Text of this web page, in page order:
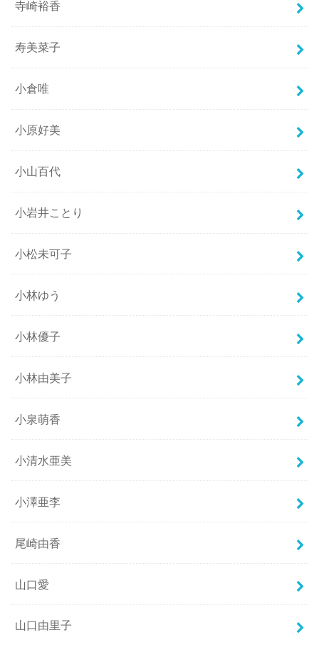
寺崎裕香
寿美菜子
小倉唯
小原好美
小山百代
小岩井ことり
小松未可子
小林ゆう
小林優子
小林由美子
小泉萌香
小清水亜美
小澤亜李
尾崎由香
山口愛
山口由里子